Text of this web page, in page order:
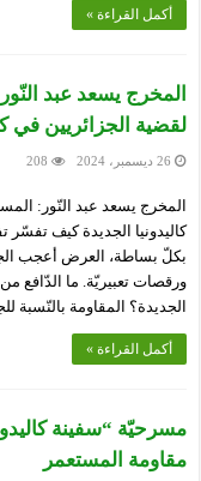
أكمل القراءة »
المخرج يسعد عبد
لقضية الجزائريين في
26 ديسمبر، 2024 208
المخرج يسعد عبد النّور:
كاليدونيا الجديدة كيف
بكلّ بساطة، العرض أعجب
ورقصات تعبيريّة. ما الدّافع من
الجديدة؟ المقاومة بالنّسبة
أكمل القراءة »
مسرحيّة “سفينة
مقاومة المستعمر